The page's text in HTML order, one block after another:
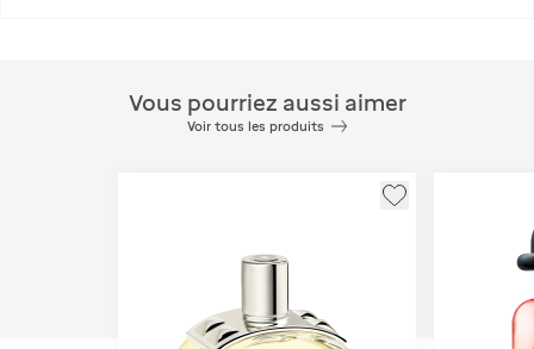
Vous pourriez aussi aimer
Voir tous les produits